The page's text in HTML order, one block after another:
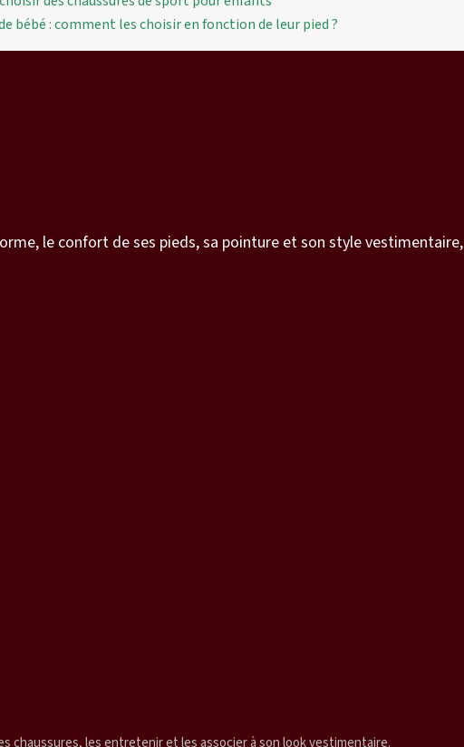
bébé : comment les choisir en fonction de leur pied ?
le confort de ses pieds, sa pointure et son style vestimentaire,
chaussures, les entretenir et les associer à son look vestimentaire.